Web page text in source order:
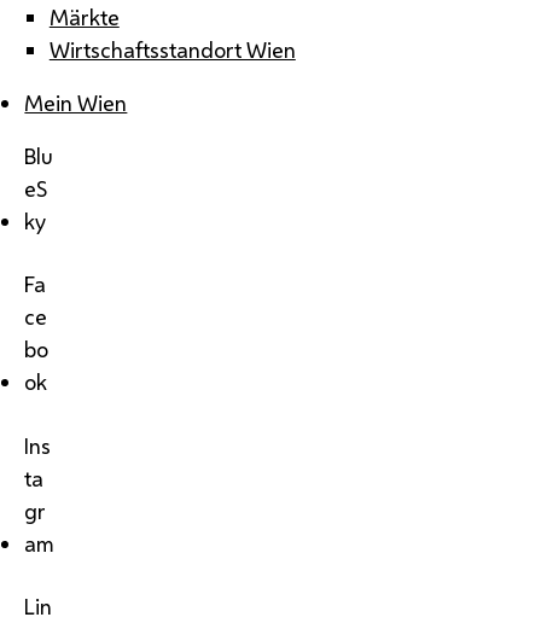
Märkte
Wirtschaftsstandort Wien
Mein Wien
Blu
eS
ky
Fa
ce
bo
ok
Ins
ta
gr
am
Lin